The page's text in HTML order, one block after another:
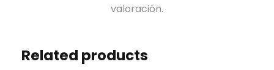
valoración.
Related products